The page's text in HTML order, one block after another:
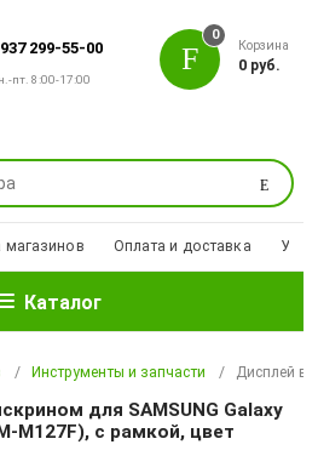
299-55-00
пт. 8:00-17:00
Поиск
0
Корзина
0 руб.
магазинов Оплата и доставка
Каталог
Инструменты и запчасти Дисплей в
для SAMSUNG Galaxy
M127F), с рамкой, цвет